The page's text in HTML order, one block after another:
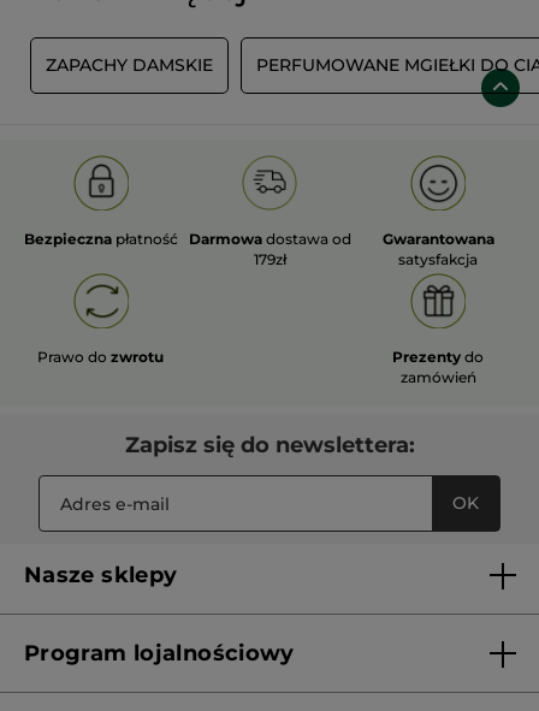
ZAPACHY DAMSKIE PERFUMOWANE MGIEŁKI DO
Bezpieczna płatność Darmowa dostawa od
179zł
Gwarantowana
satysfakcja
Prawo dozwrotu Prezenty do
zamówień
Zapisz się do newslettera:
OK
Nasze sklepy
Franczyza
Program lojalnościowy